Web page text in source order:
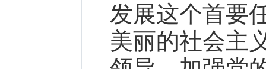
发展这个首要
美丽的社会主